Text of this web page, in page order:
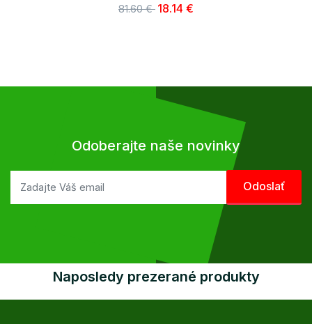
81.60 € 18.14 €
Odoberajte naše novinky
Naposledy prezerané produkty